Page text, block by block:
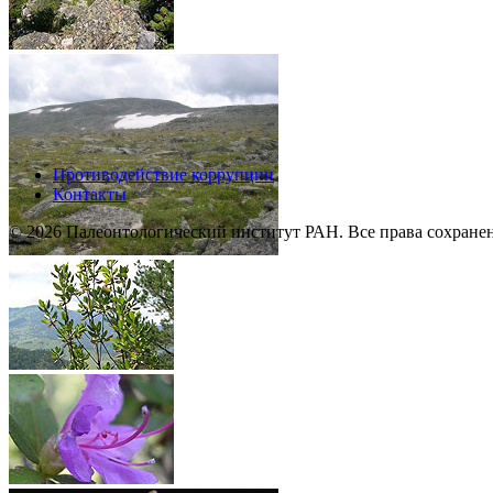
Противодействие коррупции
Контакты
© 2026 Палеонтологический институт РАН. Все права